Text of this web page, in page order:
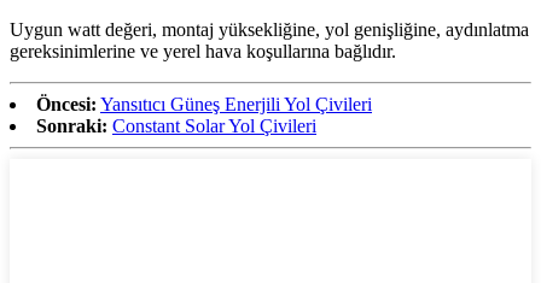
Uygun watt değeri, montaj yüksekliğine, yol genişliğine, aydınlatma
gereksinimlerine ve yerel hava koşullarına bağlıdır.
Öncesi: Yansıtıcı Güneş Enerjili Yol Çivileri
Sonraki: Constant Solar Yol Çivileri